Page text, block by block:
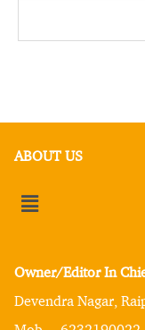
ABOUT US
Owner/Editor In
Devendra Nagar,